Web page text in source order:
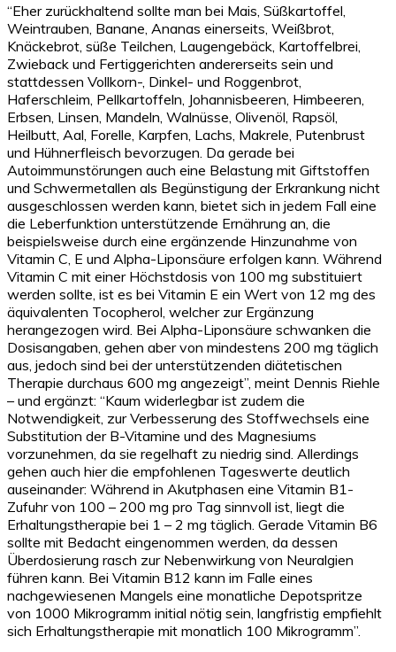
“Eher zurückhaltend sollte man bei Mais, Süßkartoffel,
Weintrauben, Banane, Ananas einerseits, Weißbrot,
Knäckebrot, süße Teilchen, Laugengebäck, Kartoffelbrei,
Zwieback und Fertiggerichten andererseits sein und
stattdessen Vollkorn-, Dinkel- und Roggenbrot,
Haferschleim, Pellkartoffeln, Johannisbeeren, Himbeeren,
Erbsen, Linsen, Mandeln, Walnüsse, Olivenöl, Rapsöl,
Heilbutt, Aal, Forelle, Karpfen, Lachs, Makrele, Putenbrust
und Hühnerfleisch bevorzugen. Da gerade bei
Autoimmunstörungen auch eine Belastung mit Giftstoffen
und Schwermetallen als Begünstigung der Erkrankung nicht
ausgeschlossen werden kann, bietet sich in jedem Fall eine
die Leberfunktion unterstützende Ernährung an, die
beispielsweise durch eine ergänzende Hinzunahme von
Vitamin C, E und Alpha-Liponsäure erfolgen kann. Während
Vitamin C mit einer Höchstdosis von 100 mg substituiert
werden sollte, ist es bei Vitamin E ein Wert von 12 mg des
äquivalenten Tocopherol, welcher zur Ergänzung
herangezogen wird. Bei Alpha-Liponsäure schwanken die
Dosisangaben, gehen aber von mindestens 200 mg täglich
aus, jedoch sind bei der unterstützenden diätetischen
Therapie durchaus 600 mg angezeigt”, meint Dennis Riehle
– und ergänzt: “Kaum widerlegbar ist zudem die
Notwendigkeit, zur Verbesserung des Stoffwechsels eine
Substitution der B-Vitamine und des Magnesiums
vorzunehmen, da sie regelhaft zu niedrig sind. Allerdings
gehen auch hier die empfohlenen Tageswerte deutlich
auseinander: Während in Akutphasen eine Vitamin B1-
Zufuhr von 100 – 200 mg pro Tag sinnvoll ist, liegt die
Erhaltungstherapie bei 1 – 2 mg täglich. Gerade Vitamin B6
sollte mit Bedacht eingenommen werden, da dessen
Überdosierung rasch zur Nebenwirkung von Neuralgien
führen kann. Bei Vitamin B12 kann im Falle eines
nachgewiesenen Mangels eine monatliche Depotspritze
von 1000 Mikrogramm initial nötig sein, langfristig empfiehlt
sich Erhaltungstherapie mit monatlich 100 Mikrogramm”.